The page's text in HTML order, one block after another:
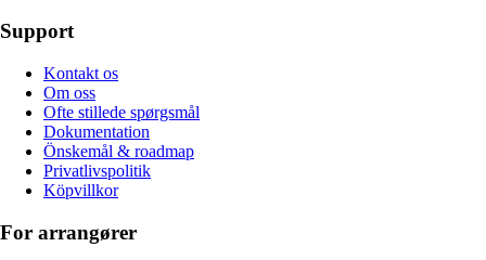
Support
Kontakt os
Om oss
Ofte stillede spørgsmål
Dokumentation
Önskemål & roadmap
Privatlivspolitik
Köpvillkor
For arrangører